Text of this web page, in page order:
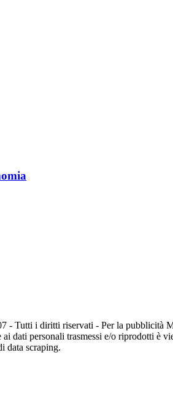
- Tutti i diritti riservati - Per la pubblicità
dati personali trasmessi e/o riprodotti è
data scraping.